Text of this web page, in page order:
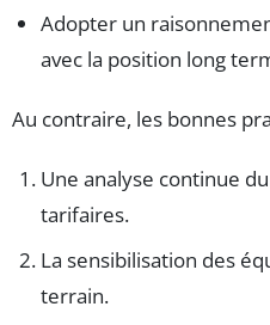
Adopter un
avec la position long
Au contraire, les bonnes
Une analyse continue
tarifaires.
La sensibilisation des
terrain.